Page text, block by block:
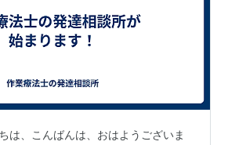
は、こんばんは、おはようございま